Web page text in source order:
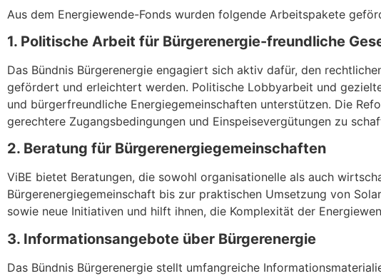
Aus dem Energiewende-Fonds wurden folgende Arbeitspakete
1. Politische Arbeit für Bürgerenergie-freundliche
Das Bündnis Bürgerenergie engagiert sich aktiv dafür, den
gefördert und erleichtert werden. Politische Lobbyarbeit und
und bürgerfreundliche Energiegemeinschaften unterstützen. Die
gerechtere Zugangsbedingungen und Einspeisevergütungen zu
2. Beratung für Bürgerenergiegemeinschaften
ViBE bietet Beratungen, die sowohl organisationelle als auch
Bürgerenergiegemeinschaft bis zur praktischen Umsetzung von
sowie neue Initiativen und hilft ihnen, die Komplexität der
3. Informationsangebote über Bürgerenergie
Das Bündnis Bürgerenergie stellt umfangreiche